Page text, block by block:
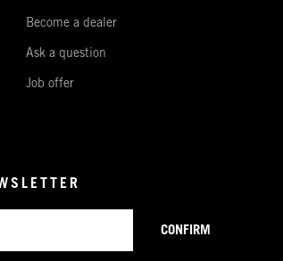
Become a dealer
Ask a question
Job offer
CONFIRM